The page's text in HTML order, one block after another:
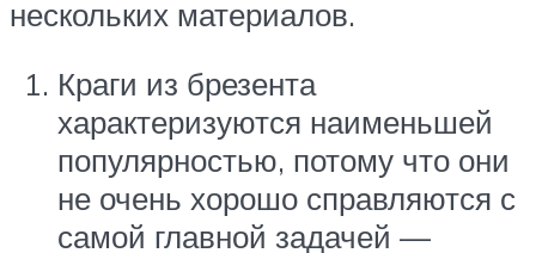
нескольких материалов.
Краги из брезента
характеризуются наименьшей
популярностью, потому что они
не очень хорошо справляются с
самой главной задачей —